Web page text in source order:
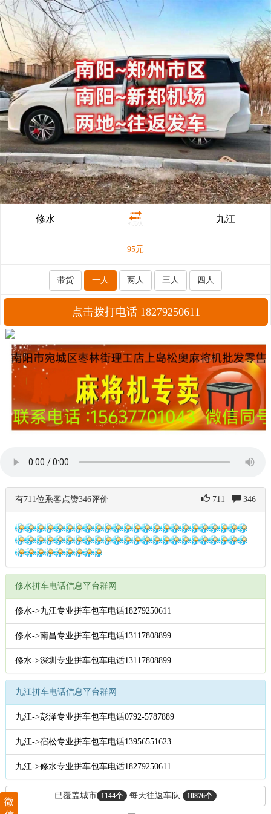
修水 95元/人 九江
95元
带货 一人 两人 三人 四人
点击拨打电话 18279250611
有711位乘客点赞346评价 711 346
修水拼车电话信息平台群网
修水->九江专业拼车包车电话18279250611
修水->南昌专业拼车包车电话13117808899
修水->深圳专业拼车包车电话13117808899
九江拼车电话信息平台群网
九江->彭泽专业拼车包车电话0792-5787889
九江->宿松专业拼车包车电话13956551623
九江->修水专业拼车包车电话18279250611
已覆盖城市 1144个 每天往返车队 10876个
微